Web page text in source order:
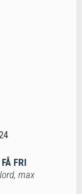
FRI
max